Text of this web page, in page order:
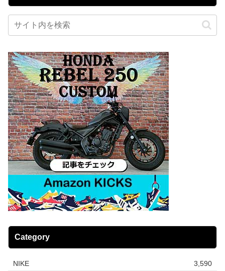
Category
NIKE
3,590